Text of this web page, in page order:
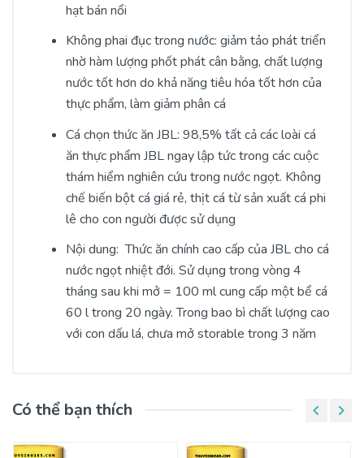
hạt bán nổi
Không phai đục trong nước: giảm tảo phát triển
nhờ hàm lượng phốt phát cân bằng, chất lượng
nước tốt hơn do khả năng tiêu hóa tốt hơn của
thực phẩm, làm giảm phân cá
Cá chọn thức ăn JBL: 98,5% tất cả các loài cá
ăn thực phẩm JBL ngay lập tức trong các cuộc
thám hiểm nghiên cứu trong nước ngọt. Không
chế biến bột cá giá rẻ, thịt cá từ sản xuất cá phi
lê cho con người được sử dụng
Nội dung: Thức ăn chính cao cấp của JBL cho cá
nước ngọt nhiệt đới. Sử dụng trong vòng 4
tháng sau khi mở = 100 ml cung cấp một bể cá
60 l trong 20 ngày. Trong bao bì chất lượng cao
với con dấu lá, chưa mở storable trong 3 năm
Có thể bạn thích